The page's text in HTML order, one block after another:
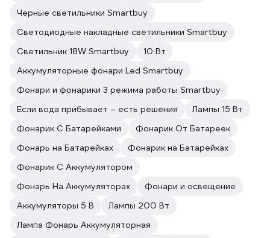
Черные светильники Smartbuy
Светодиодные накладные светильники Smartbuy
Светильник 18W Smartbuy
10 Вт
Аккумуляторные фонари Led Smartbuy
Фонари и фонарики 3 режима работы Smartbuy
Если вода прибывает – есть решения
Лампы 15 Вт
Фонарик С Батарейками
Фонарик От Батареек
Фонарь на Батарейках
Фонарик на Батарейках
Фонарик С Аккумулятором
Фонарь На Аккумуляторах
Фонари и освещение
Аккумуляторы 5 В
Лампы 200 Вт
Лампа Фонарь Аккумуляторная